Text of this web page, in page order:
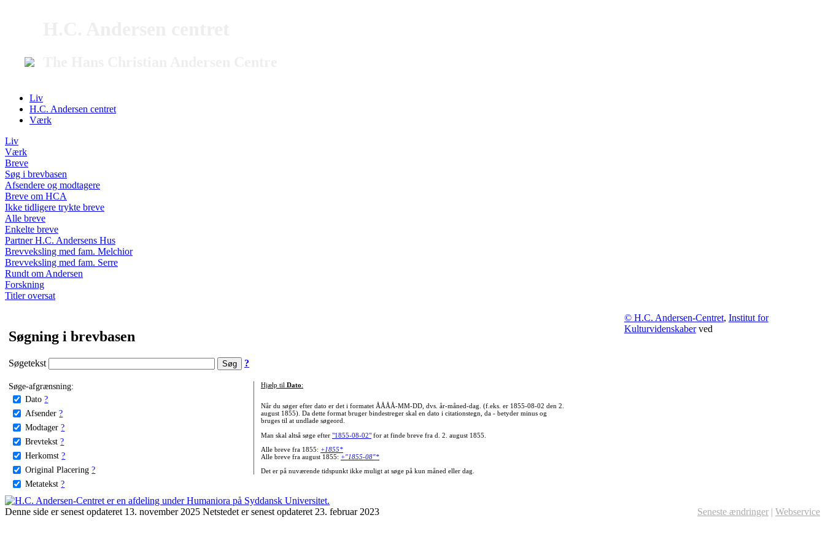
Liv
H.C. Andersen centret
Værk
Liv
Værk
Breve
Søg i brevbasen
Afsendere og modtagere
Breve om HCA
Ikke tidligere trykte breve
Alle breve
Enkelte breve
Partner H.C. Andersens Hus
Brevveksling med fam. Melchior
Brevveksling med fam. Serre
Rundt om Andersen
Forskning
Titler oversat
Søgning i brevbasen
Søgetekst ?
Søge-afgrænsning:
Dato ?
Afsender ?
Modtager ?
Brevtekst ?
Herkomst ?
Original Placering ?
Metatekst ?
Hjælp til Dato:
Når du søger efter dato er det i formatet ÅÅÅÅ-MM-DD, dvs. år-måned-dag. (f.eks. er 1855-08-02 den 2.
august 1855). Da dette format bruger bindestreger skal en dato i citationstegn, da - betyder minus og
bruges til at undlade søgeord.
Man skal altså søge efter "1855-08-02"for at finde breve fra d. 2. august 1855.
Alle breve fra 1855: +1855*
Alle breve fra august 1855: +"1855-08"*
Det er på nuværende tidspunkt ikke muligt at søge på kun måned eller dag.
© H.C. Andersen-Centret, Institut for
Kulturvidenskaberved
Denne side er senest opdateret 13. november 2025 Netstedet er senest opdateret 23. februar 2023 Seneste ændringer | Webservice